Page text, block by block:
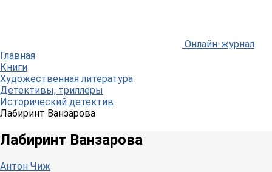
Онлайн-журнал
Главная
Книги
Художественная литература
Детективы, триллеры
Исторический детектив
Лабиринт Ванзарова
Лабиринт Ванзарова
Антон Чиж